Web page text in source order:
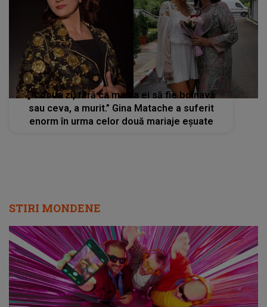
„A doua zi, fără ca mama ei să fie bolnavă
sau ceva, a murit.” Gina Matache a suferit
enorm în urma celor două mariaje eșuate
STIRI MONDENE